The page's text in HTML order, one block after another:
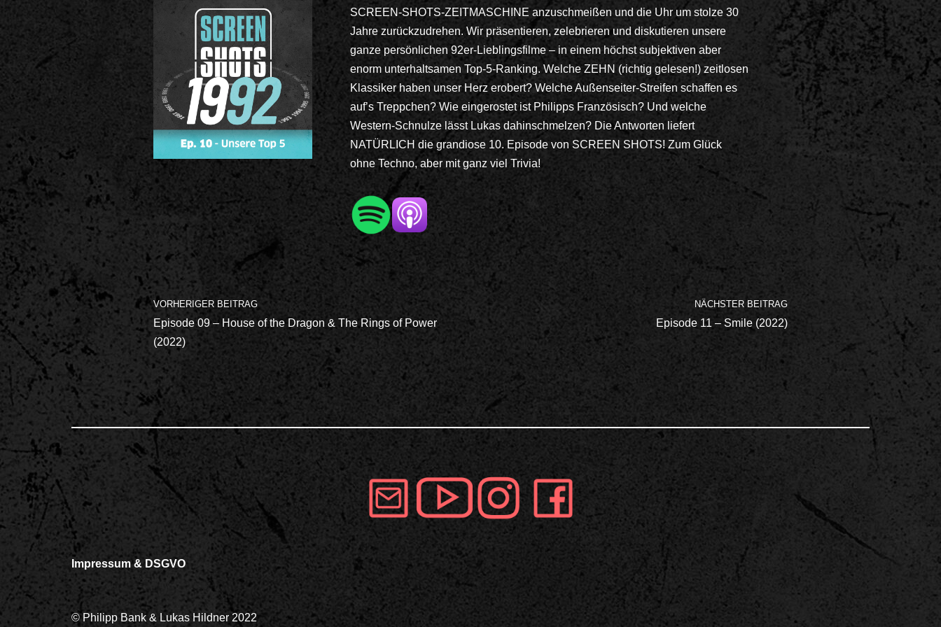
SCREEN-SHOTS-ZEITMASCHINE anzuschmeißen und die Uhr um stolze 30
Jahre zurückzudrehen. Wir präsentieren, zelebrieren und diskutieren unsere
ganze persönlichen 92er-Lieblingsfilme – in einem höchst subjektiven aber
enorm unterhaltsamen Top-5-Ranking. Welche ZEHN (richtig gelesen!) zeitlosen
Klassiker haben unser Herz erobert? Welche Außenseiter-Streifen schaffen es
auf’s Treppchen? Wie eingerostet ist Philipps Französisch? Und welche
Western-Schnulze lässt Lukas dahinschmelzen? Die Antworten liefert
NATÜRLICH die grandiose 10. Episode von SCREEN SHOTS! Zum Glück
ohne Techno, aber mit ganz viel Trivia!
VORHERIGER BEITRAG
Episode 09 – House of the Dragon & The Rings of Power
(2022)
NÄCHSTER BEITRAG
Episode 11 – Smile (2022)
Impressum & DSGVO
© Philipp Bank & Lukas Hildner 2022